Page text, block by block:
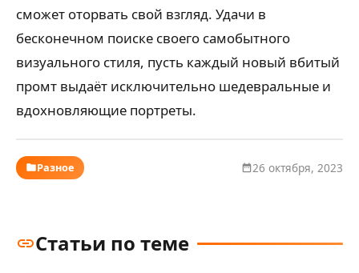
сможет оторвать свой взгляд. Удачи в
бесконечном поиске своего самобытного
визуального стиля, пусть каждый новый вбитый
промт выдаёт исключительно шедевральные и
вдохновляющие портреты.
Разное 26 октября, 2023
Статьи по теме